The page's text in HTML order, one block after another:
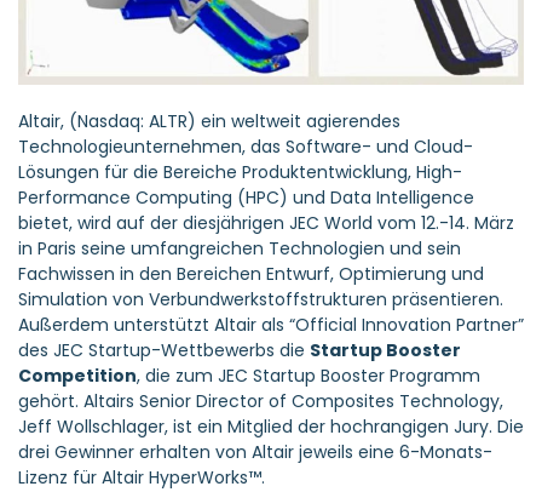
Altair, (Nasdaq: ALTR) ein weltweit agierendes
Technologieunternehmen, das Software- und Cloud-
Lösungen für die Bereiche Produktentwicklung, High-
Performance Computing (HPC) und Data Intelligence
bietet, wird auf der diesjährigen JEC World vom 12.-14. März
in Paris seine umfangreichen Technologien und sein
Fachwissen in den Bereichen Entwurf, Optimierung und
Simulation von Verbundwerkstoffstrukturen präsentieren.
Außerdem unterstützt Altair als “Official Innovation Partner”
des JEC Startup-Wettbewerbs die Startup Booster
Competition, die zum JEC Startup Booster Programm
gehört. Altairs Senior Director of Composites Technology,
Jeff Wollschlager, ist ein Mitglied der hochrangigen Jury. Die
drei Gewinner erhalten von Altair jeweils eine 6-Monats-
Lizenz für Altair HyperWorks™.